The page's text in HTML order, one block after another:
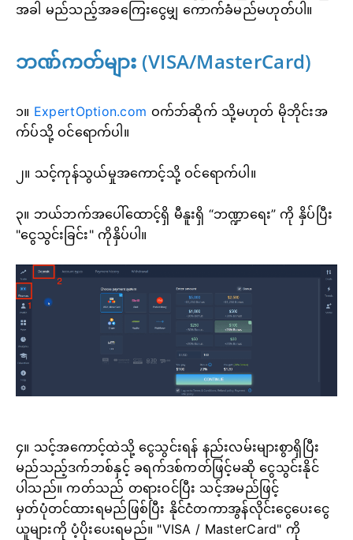
အခါ မည်သည့်အခကြေးငွေမျှ ကောက်ခံမည်မဟုတ်ပါ။
ဘဏ်ကတ်များ (VISA/MasterCard)
၁။ ExpertOption.com ဝက်ဘ်ဆိုက် သို့မဟုတ် မိုဘိုင်းအ
က်ပ်သို့ ဝင်ရောက်ပါ။
၂။ သင့်ကုန်သွယ်မှုအကောင့်သို့ ဝင်ရောက်ပါ။
၃။ ဘယ်ဘက်အပေါ်ထောင့်ရှိ မီနူးရှိ “ဘဏ္ဍာရေး” ကို နှိပ်ပြီး
"ငွေသွင်းခြင်း" ကိုနှိပ်ပါ။
၄။ သင့်အကောင့်ထဲသို့ ငွေသွင်းရန် နည်းလမ်းများစွာရှိပြီး
မည်သည့်ဒက်ဘစ်နှင့် ခရက်ဒစ်ကတ်ဖြင့်မဆို ငွေသွင်းနိုင်
ပါသည်။ ကတ်သည် တရားဝင်ပြီး သင့်အမည်ဖြင့်
မှတ်ပုံတင်ထားရမည်ဖြစ်ပြီး နိုင်ငံတကာအွန်လိုင်းငွေပေးငွေ
ယူများကို ပံ့ပိုးပေးရမည်။ "VISA / MasterCard" ကို